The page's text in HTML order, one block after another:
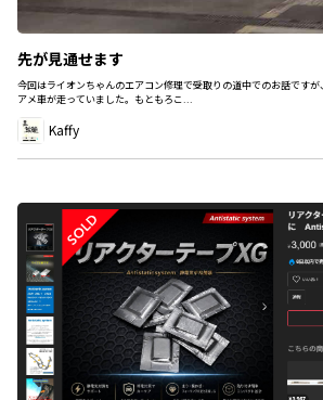
先が見通せます
今回はライオンちゃんのエアコン修理で受取りの道中でのお話です
アメ車が走っていました。もともろこ...
Kaffy